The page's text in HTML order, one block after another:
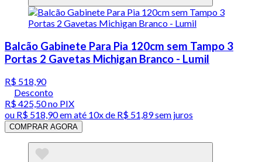
Balcão Gabinete Para Pia 120cm sem Tampo 3
Portas 2 Gavetas Michigan Branco - Lumil
R$ 518,90
Desconto
R$ 425,50no PIX
ou R$ 518,90em até 10x de R$ 51,89 sem juros
COMPRAR AGORA